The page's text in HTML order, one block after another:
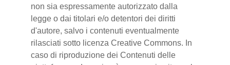
non sia espressamente autorizzato dalla
legge o dai titolari e/o detentori dei diritti
d'autore, salvo i contenuti eventualmente
rilasciati sotto licenza Creative Commons. In
caso di riproduzione dei Contenuti delle